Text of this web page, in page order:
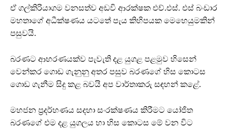
ඒ ගල්කිරියාගම වනසත්ව අඩවි ආරක්ෂක එච්.එස්. එස් බංඩාර
මහතාගේ අධීක්ෂණය යටතේ පැය කිහිපයක මෙහෙයුමකින්
පසුවයි.
බරණට ආභරණයක්ව පැවැති දළ යුගළ පළමුව හිසෙන්
වෙන්කර ගොඩ ගැනුනු අතර පසුව බරණගේ හිස කොටස
ගොඩ ගැනීම සිදු කළ බවයි අප වාර්තාකරු සඳහන් කළේ.
මහජන ප්‍රදර්හණය සදහා සංරක්ෂණය කිරීමට යෝජිත
බරණගේ එම දළ යුගලය හා හිස කොටස මේ වන විට